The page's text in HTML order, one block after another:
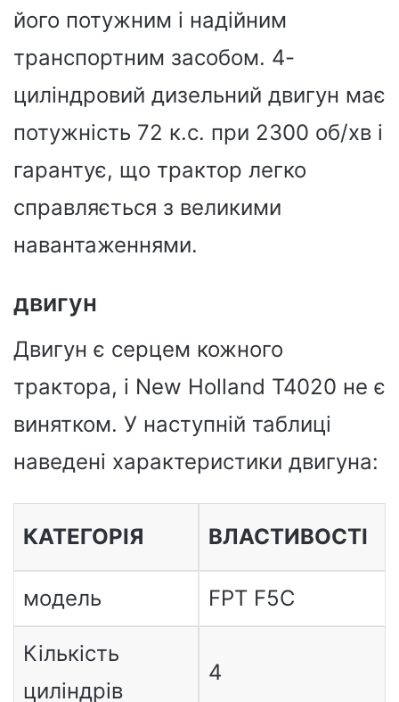
його потужним і надійним
транспортним засобом. 4-
циліндровий дизельний двигун має
потужність 72 к.с. при 2300 об/хв і
гарантує, що трактор легко
справляється з великими
навантаженнями.
двигун
Двигун є серцем кожного
трактора, і New Holland T4020 не є
винятком. У наступній таблиці
наведені характеристики двигуна:
КАТЕГОРІЯ ВЛАСТИВОСТІ
модель FPT F5C
Кількість
циліндрів
4